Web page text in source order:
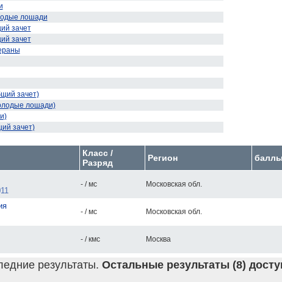
лошади
зачет
зачет
зачет)
лошади)
зачет)
Класс /
Разряд
Регион баллы
- / мс Московская обл.
- / мс Московская обл.
- / кмс Москва
результаты. Остальные результаты (8)